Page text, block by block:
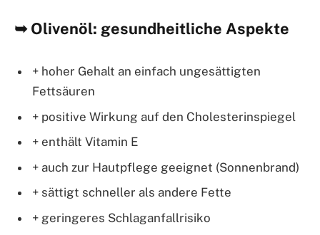
➥ Olivenöl: gesundheitliche Aspekte
+ hoher Gehalt an einfach ungesättigten
Fettsäuren
+ positive Wirkung auf den Cholesterinspiegel
+ enthält Vitamin E
+ auch zur Hautpflege geeignet (Sonnenbrand)
+ sättigt schneller als andere Fette
+ geringeres Schlaganfallrisiko